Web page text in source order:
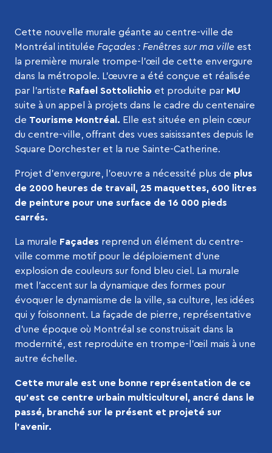
Cette nouvelle murale géante au centre-ville de
Montréal intitulée Façades : Fenêtres sur ma ville est
la première murale trompe-l’œil de cette envergure
dans la métropole. L’œuvre a été conçue et réalisée
par l’artiste Rafael Sottolichio et produite par MU
suite à un appel à projets dans le cadre du centenaire
de Tourisme Montréal. Elle est située en plein cœur
du centre-ville, offrant des vues saisissantes depuis le
Square Dorchester et la rue Sainte-Catherine.
Projet d’envergure, l’oeuvre a nécessité plus de plus
de 2000 heures de travail, 25 maquettes, 600 litres
de peinture pour une surface de 16 000 pieds
carrés.
La murale Façades reprend un élément du centre-
ville comme motif pour le déploiement d’une
explosion de couleurs sur fond bleu ciel. La murale
met l’accent sur la dynamique des formes pour
évoquer le dynamisme de la ville, sa culture, les idées
qui y foisonnent. La façade de pierre, représentative
d’une époque où Montréal se construisait dans la
modernité, est reproduite en trompe-l’œil mais à une
autre échelle.
Cette murale est une bonne représentation de ce
qu’est ce centre urbain multiculturel, ancré dans le
passé, branché sur le présent et projeté sur
l’avenir.